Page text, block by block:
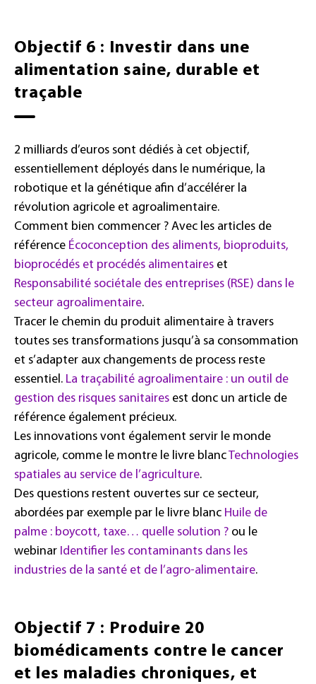
Objectif 6 : Investir dans une
alimentation saine, durable et
traçable
2 milliards d’euros sont dédiés à cet objectif,
essentiellement déployés dans le numérique, la
robotique et la génétique afin d’accélérer la
révolution agricole et agroalimentaire.
Comment bien commencer ? Avec les articles de
référence Écoconception des aliments, bioproduits,
bioprocédés et procédés alimentaires et
Responsabilité sociétale des entreprises (RSE) dans le
secteur agroalimentaire.
Tracer le chemin du produit alimentaire à travers
toutes ses transformations jusqu’à sa consommation
et s’adapter aux changements de process reste
essentiel. La traçabilité agroalimentaire : un outil de
gestion des risques sanitaires est donc un article de
référence également précieux.
Les innovations vont également servir le monde
agricole, comme le montre le livre blancTechnologies
spatiales au service de l’agriculture.
Des questions restent ouvertes sur ce secteur,
abordées par exemple par le livre blanc Huile de
palme : boycott, taxe… quelle solution ? ou le
webinar Identifier les contaminants dans les
industries de la santé et de l’agro-alimentaire.
Objectif 7 : Produire 20
biomédicaments contre le cancer
et les maladies chroniques, et